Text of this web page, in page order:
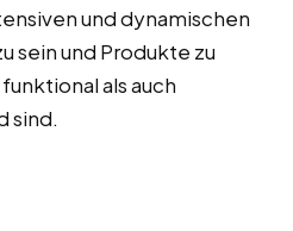
und dynamischen
sein und Produkte zu
als auch
sind.